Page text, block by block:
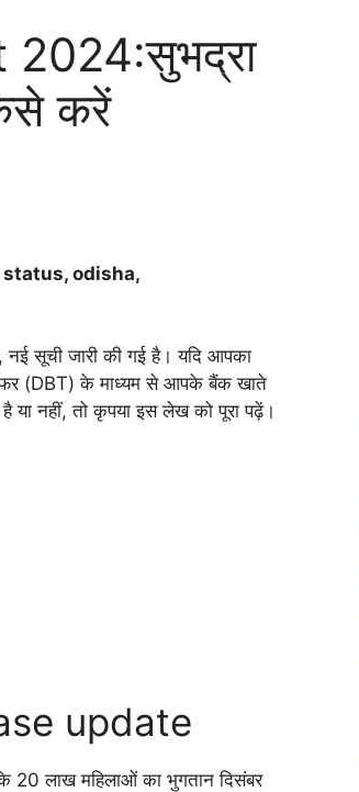
करें
odisha,
सूची जारी की गई है। यदि आपका
(DBT) के माध्यम से आपके बैंक खाते
या नहीं, तो कृपया इस लेख को पूरा पढ़ें।
update
20 लाख महिलाओं का भुगतान दिसंबर